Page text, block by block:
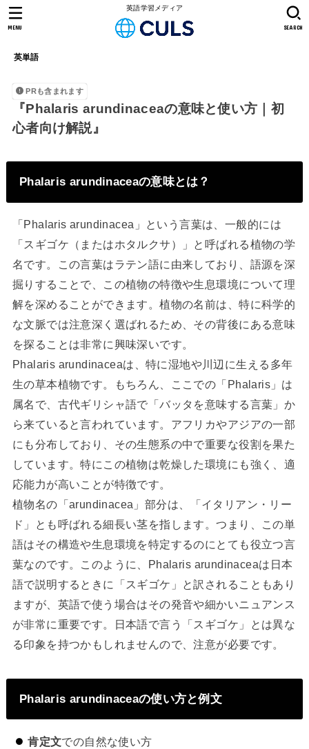
英語学習メディア
英単語
SEARCH
MENU
PRも含まれます
『Phalaris arundinaceaの意味と使い方｜初
心者向け解説』
Phalaris arundinaceaの意味とは？
「Phalaris arundinacea」という言葉は、一般的には
「スギゴケ（またはホタルクサ）」と呼ばれる植物の学
名です。この言葉はラテン語に由来しており、語源を深
掘りすることで、この植物の特徴や生息環境について理
解を深めることができます。植物の名前は、特に科学的
な文脈では注意深く選ばれるため、その背後にある意味
を探ることは非常に興味深いです。
Phalaris arundinaceaは、特に湿地や川辺に生える多年
生の草本植物です。もちろん、ここでの「Phalaris」は
属名で、古代ギリシャ語で「バッタを意味する言葉」か
ら来ていると言われています。アフリカやアジアの一部
にも分布しており、その生態系の中で重要な役割を果た
しています。特にこの植物は乾燥した環境にも強く、適
応能力が高いことが特徴です。
植物名の「arundinacea」部分は、「イタリアン・リー
ド」とも呼ばれる細長い茎を指します。つまり、この単
語はその構造や生息環境を特定するのにとても役立つ言
葉なのです。このように、Phalaris arundinaceaは日本
語で説明するときに「スギゴケ」と訳されることもあり
ますが、英語で使う場合はその発音や細かいニュアンス
が非常に重要です。日本語で言う「スギゴケ」とは異な
る印象を持つかもしれませんので、注意が必要です。
Phalaris arundinaceaの使い方と例文
肯定文での自然な使い方